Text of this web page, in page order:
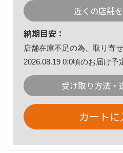
近くの店舗
納期目安：
店舗在庫不足の為、取り寄
2026.08.19 0:0頃のお届け予
受け取り方法・
カートに